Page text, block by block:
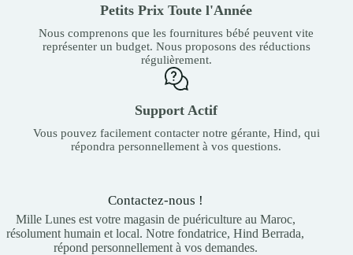
Petits Prix Toute l'Année
Nous comprenons que les fournitures bébé peuvent vite
représenter un budget. Nous proposons des réductions
régulièrement.
Support Actif
Vous pouvez facilement contacter notre gérante, Hind, qui
répondra personnellement à vos questions.
Contactez-nous !
Mille Lunes est votre magasin de puériculture au Maroc,
résolument humain et local. Notre fondatrice, Hind Berrada,
répond personnellement à vos demandes.